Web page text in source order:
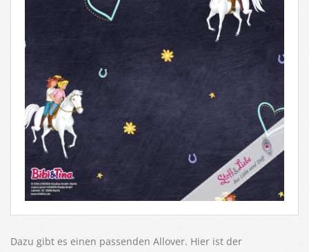
Dazu gibt es einen passenden Allover. Hier ist der